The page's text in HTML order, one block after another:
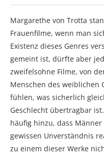
Margarethe von Trotta
Frauenfilme, wenn man
Existenz dieses Genres
gemeint ist, dürfte aber
zweifelsohne Filme, von
Menschen des weiblichen
fühlen, was sicherlich
Geschlecht übertragbar
häufig hinzu, dass
gewissen Unverständnis
zu einem dieser Werke